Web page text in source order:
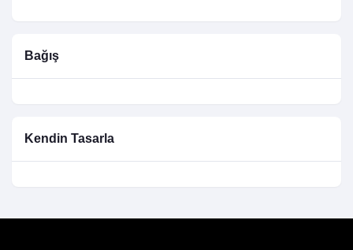
Bağış
Kendin Tasarla